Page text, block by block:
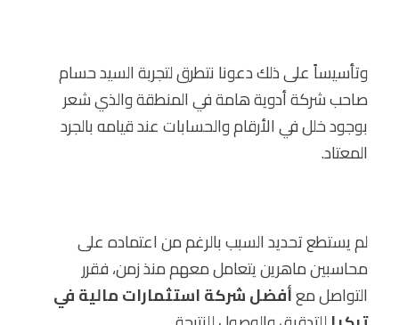
وتأسيساً على ذلك دعونا نتطرق لتجربة السيد حسام
صاحب شركة أدوية هامة في المنطقة والذي شعر
بوجود خلل في الأرقام والحسابات عند قيامه بالجرد
المعتاد.
لم يستطع تحديد السبب بالرغم من اعتماده على
محاسبين ماهرين يتعامل معهم منذ زمن، فقرر
التواصل معأفضل شركة استثمارات مالية في